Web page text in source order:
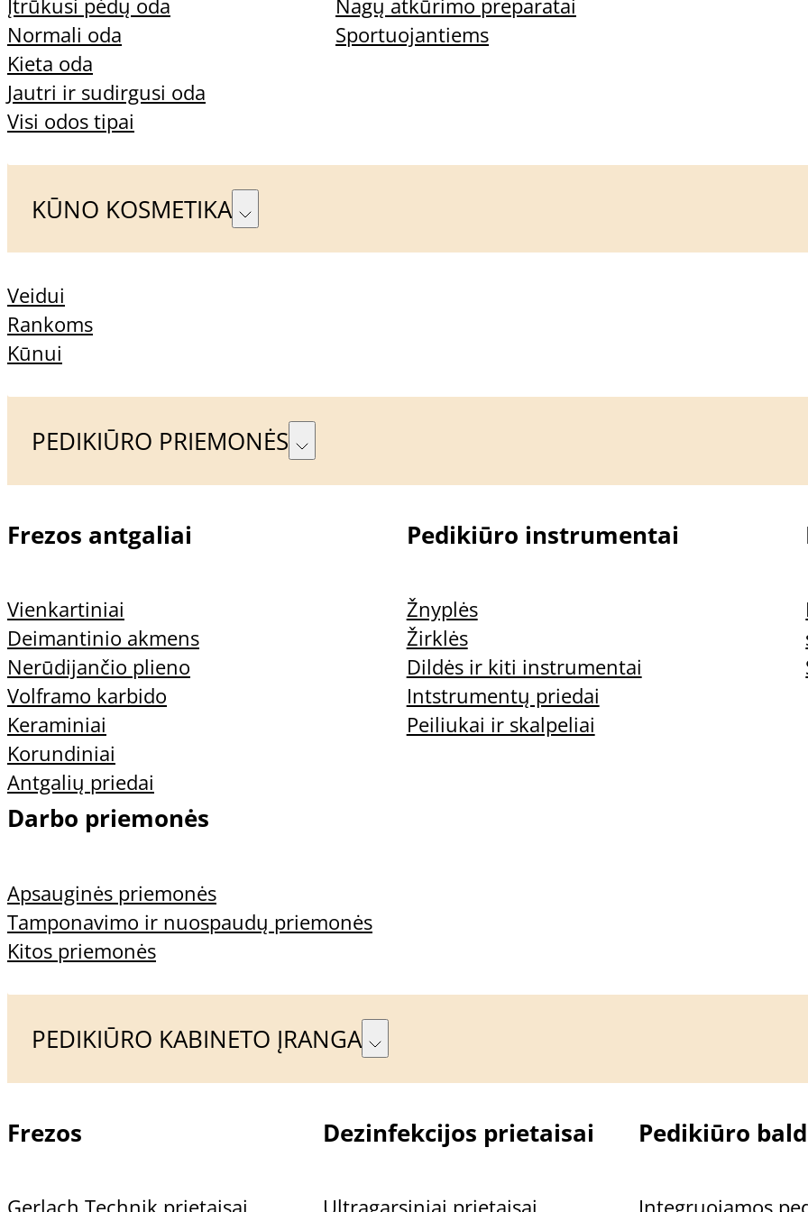
Įtrūkusi pėdų oda
Normali oda
Kieta oda
Jautri ir sudirgusi oda
Visi odos tipai
Nagų atkūrimo preparatai
Sportuojantiems
KŪNO KOSMETIKA
Veidui
Rankoms
Kūnui
PEDIKIŪRO PRIEMONĖS
Frezos antgaliai
Vienkartiniai
Deimantinio akmens
Nerūdijančio plieno
Volframo karbido
Keraminiai
Korundiniai
Antgalių priedai
Pedikiūro instrumentai
Žnyplės
Žirklės
Dildės ir kiti instrumentai
Intstrumentų priedai
Peiliukai ir skalpeliai
Darbo priemonės
Apsauginės priemonės
Tamponavimo ir nuospaudų priemonės
Kitos priemonės
PEDIKIŪRO KABINETO ĮRANGA
Frezos Dezinfekcijos prietaisai Pedikiūro
Aprašymas
Papildoma informacija
Atsiliepimai (0)